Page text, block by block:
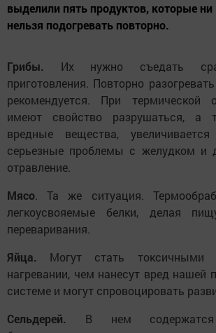
выделили пять продуктов, которые ни
нельзя подогревать повторно.
Грибы. Их нужно съедать
приготовления. Повторно
рекомендуется. При термической
имеют свойство разрушаться, а
вредные вещества,
серьезные проблемы с желудком и
отравление.
Мясо. Та же ситуация.
легкоусвояемые белки, делая
переваривания.
Яйца. Могут стать токсичными
нагревании, чем нанесут вред нашей
системе и могут спровоцировать
Сельдерей. В нем содержатся